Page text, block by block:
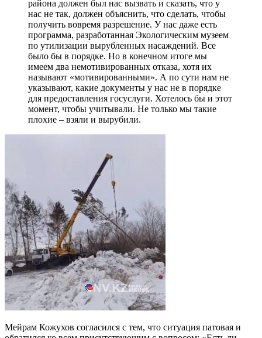
района должен был нас вызвать и сказать, что у
нас не так, должен объяснить, что сделать, чтобы
получить вовремя разрешение. У нас даже есть
программа, разработанная Экологическим музеем
по утилизации вырубленных насаждений. Все
было бы в порядке. Но в конечном итоге мы
имеем два немотивированных отказа, хотя их
называют «мотивированными». А по сути нам не
указывают, какие документы у нас не в порядке
для предоставления госуслуги. Хотелось бы и этот
момент, чтобы учитывали. Не только мы такие
плохие – взяли и вырубили.
Мейрам Кожухов согласился с тем, что ситуация патовая и